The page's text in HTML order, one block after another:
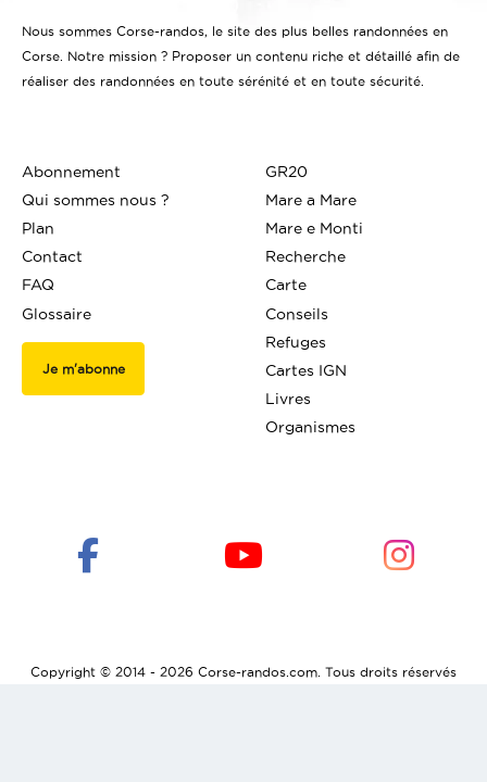
Nous sommes Corse-randos, le site des plus belles randonnées en
Corse. Notre mission ? Proposer un contenu riche et détaillé afin de
réaliser des randonnées en toute sérénité et en toute sécurité.
Abonnement
Qui sommes nous ?
Plan
Contact
FAQ
Glossaire
Je m'abonne
GR20
Mare a Mare
Mare e Monti
Recherche
Carte
Conseils
Refuges
Cartes IGN
Livres
Organismes
Copyright © 2014 - 2026 Corse-randos.com. Tous droits réservés